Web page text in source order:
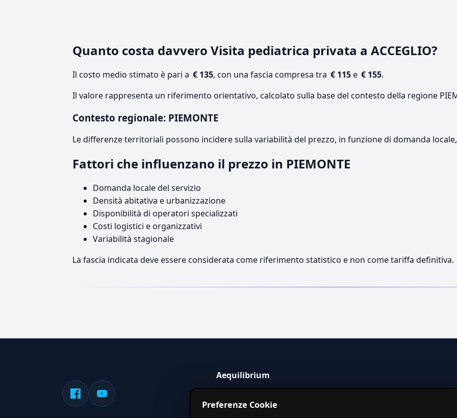
Quanto costa davvero Visita pediatrica privata a ACCEGLIO?
Il costo medio stimato è pari a € 135, con una fascia compresa tra € 115e € 155.
Il valore rappresenta un riferimento orientativo, calcolato sulla base del contesto della regione
Contesto regionale: PIEMONTE
Le differenze territoriali possono incidere sulla variabilità del prezzo, in funzione di domanda
Fattori che influenzano il prezzo in PIEMONTE
Domanda locale del servizio
Densità abitativa e urbanizzazione
Disponibilità di operatori specializzati
Costi logistici e organizzativi
Variabilità stagionale
La fascia indicata deve essere considerata come riferimento statistico e non come tariffa definitiva.
Aequilibrium
servizi in Italia.
Preferenze Cookie